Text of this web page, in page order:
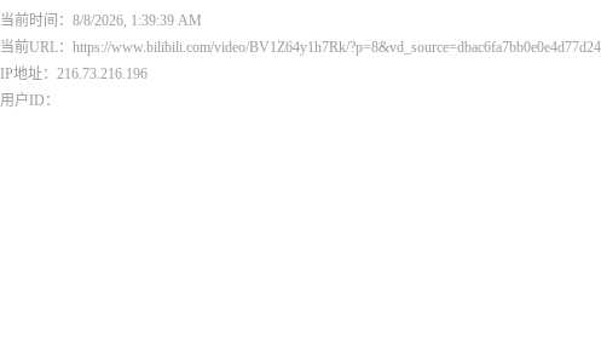
当前时间：8/8/2026, 1:39:39 AM
当前URL：https://www.bilibili.com/video/BV1Z64y1h7Rk/
IP地址：216.73.216.196
用户ID：